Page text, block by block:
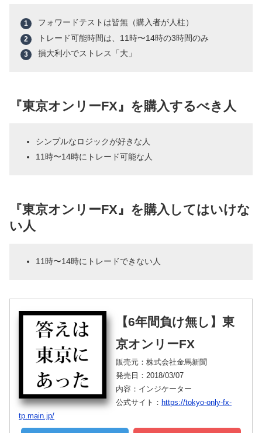
フォワードテストは皆無（購入者が人柱）
トレード可能時間は、11時〜14時の3時間のみ
損大利小でストレス「大」
『東京オンリーFX』を購入するべき人
シンプルなロジックが好きな人
11時〜14時にトレード可能な人
『東京オンリーFX』を購入してはいけな
い人
11時〜14時にトレードできない人
【6年間負け無し】東
京オンリーFX
販売元：株式会社金馬新聞
発売日：2018/03/07
内容：インジケーター
公式サイト： https://tokyo-only-fx-
tp.main.jp/